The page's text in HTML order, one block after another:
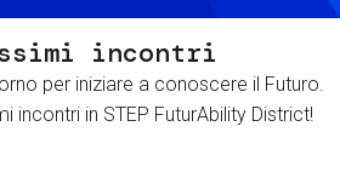
incontri
per iniziare a conoscere il Futuro.
incontri in STEP FuturAbility District!